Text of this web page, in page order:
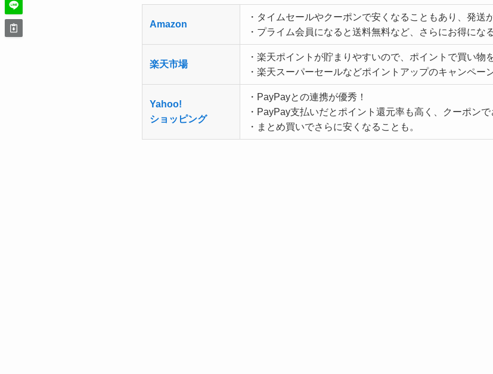
Amazon
・タイムセールやクーポンで安くなることもあり、発送
・プライム会員になると送料無料など、さらにお得にな
楽天市場
・楽天ポイントが貯まりやすいので、ポイントで買い物
・楽天スーパーセールなどポイントアップのキャンペー
Yahoo!
ショッピング
・PayPayとの連携が優秀！
・PayPay支払いだとポイント還元率も高く、クーポン
・まとめ買いでさらに安くなることも。